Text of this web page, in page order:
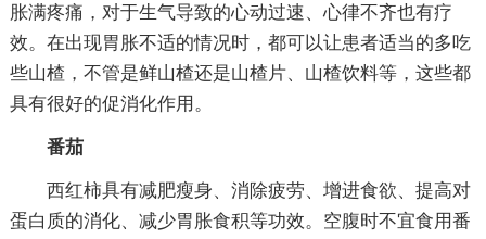
胀满疼痛，对于生气导致的心动过速、心律不齐也有疗
效。在出现胃胀不适的情况时，都可以让患者适当的多吃
些山楂，不管是鲜山楂还是山楂片、山楂饮料等，这些都
具有很好的促消化作用。
番茄
西红柿具有减肥瘦身、消除疲劳、增进食欲、提高对
蛋白质的消化、减少胃胀食积等功效。空腹时不宜食用番